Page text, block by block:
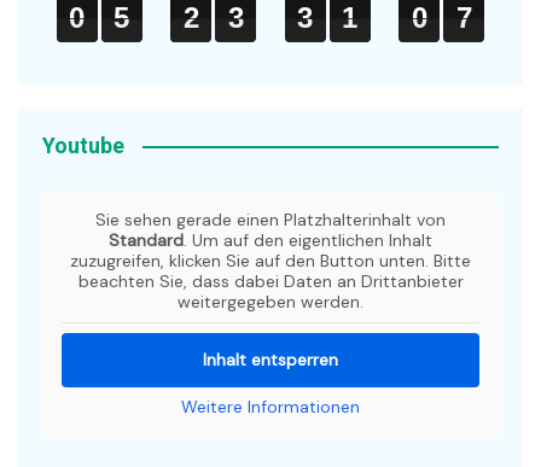
0
0
0
0 5
5
5
5 2
2
2
2 3
3
3
3 3
3
3
3 1
1
1
1 0
0
0
0 6
7
6
7
Youtube
Sie sehen gerade einen Platzhalterinhalt von
Standard. Um auf den eigentlichen Inhalt
zuzugreifen, klicken Sie auf den Button unten. Bitte
beachten Sie, dass dabei Daten an Drittanbieter
weitergegeben werden.
Inhalt entsperren
Weitere Informationen